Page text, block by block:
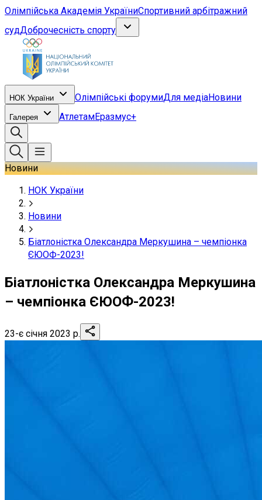
Олімпійська Академія УкраїниСпортивний арбітражний
судДоброчесність спорту
НОК України Олімпійські форумиДля медіаНовини
Галерея АтлетамЕразмус+
Новини
НОК України
Новини
Біатлоністка Олександра Меркушина – чемпіонка
ЄЮОФ-2023!
Біатлоністка Олександра Меркушина
– чемпіонка ЄЮОФ-2023!
23-є січня 2023 р.